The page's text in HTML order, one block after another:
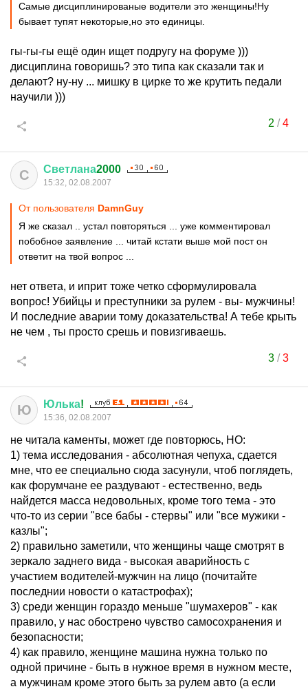
Самые дисциплинированые водители это женщины!Ну
бывает тупят некоторые,но это единицы.
гы-гы-гы ещё один ищет подругу на форуме )))
дисциплина говоришь? это типа как сказали так и
делают? ну-ну ... мишку в цирке то же крутить педали
научили )))
2 /4
С Светлана2000
15:32, 02.08.2007
От пользователя DamnGuy
Я же сказал .. устал повторяться ... уже комментировал
побобное заявление ... читай кстати выше мой пост он
ответит на твой вопрос ...
нет ответа, и иприт тоже четко сформулировала
вопрос! Убийцы и преступники за рулем - вы- мужчины!
И последние аварии тому доказательства! А тебе крыть
не чем , ты просто срешь и повизгиваешь.
3/3
Ю Юлька!
15:36, 02.08.2007
не читала каменты, может где повторюсь, НО:
1) тема исследования - абсолютная чепуха, сдается
мне, что ее специально сюда засунули, чтоб поглядеть,
как форумчане ее раздувают - естественно, ведь
найдется масса недовольных, кроме того тема - это
что-то из серии "все бабы - стервы" или "все мужики -
казлы";
2) правильно заметили, что женщины чаще смотрят в
зеркало заднего вида - высокая аварийность с
участием водителей-мужчин на лицо (почитайте
последнии новости о катастрофах);
3) среди женщин гораздо меньше "шумахеров" - как
правило, у нас обострено чувство самосохранения и
безопасности;
4) как правило, женщине машина нужна только по
одной причине - быть в нужное время в нужном месте,
а мужчинам кроме этого быть за рулем авто (а если